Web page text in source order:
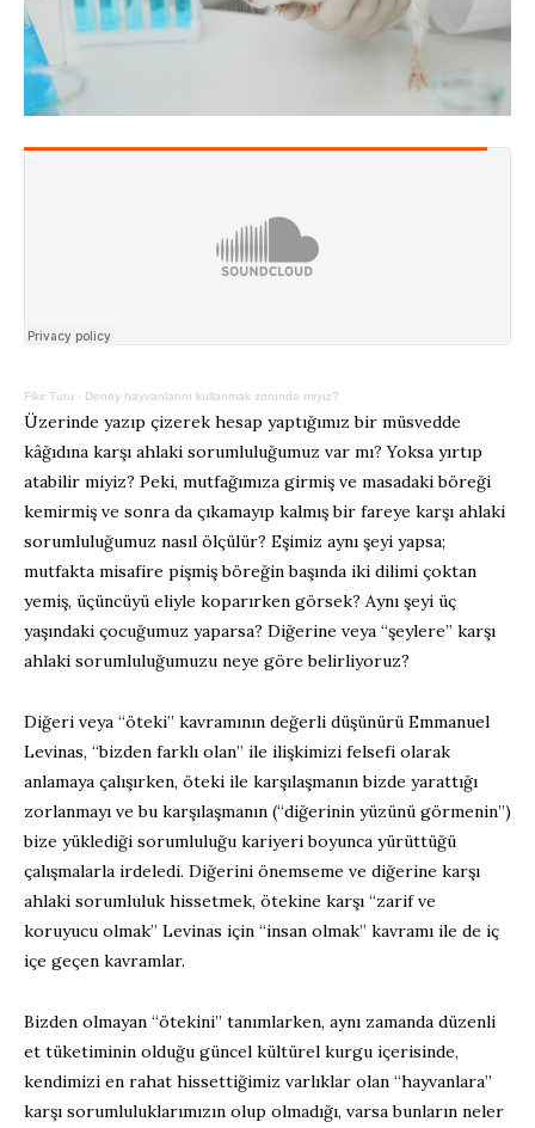
Fikir Turu · Deney hayvanlarını kullanmak zorunda mıyız?
Üzerinde yazıp çizerek hesap yaptığımız bir müsvedde
kâğıdına karşı ahlaki sorumluluğumuz var mı? Yoksa yırtıp
atabilir miyiz? Peki, mutfağımıza girmiş ve masadaki böreği
kemirmiş ve sonra da çıkamayıp kalmış bir fareye karşı ahlaki
sorumluluğumuz nasıl ölçülür? Eşimiz aynı şeyi yapsa;
mutfakta misafire pişmiş böreğin başında iki dilimi çoktan
yemiş, üçüncüyü eliyle koparırken görsek? Aynı şeyi üç
yaşındaki çocuğumuz yaparsa? Diğerine veya “şeylere” karşı
ahlaki sorumluluğumuzu neye göre belirliyoruz?
Diğeri veya “öteki” kavramının değerli düşünürü Emmanuel
Levinas, “bizden farklı olan” ile ilişkimizi felsefi olarak
anlamaya çalışırken, öteki ile karşılaşmanın bizde yarattığı
zorlanmayı ve bu karşılaşmanın (“diğerinin yüzünü görmenin”)
bize yüklediği sorumluluğu kariyeri boyunca yürüttüğü
çalışmalarla irdeledi. Diğerini önemseme ve diğerine karşı
ahlaki sorumluluk hissetmek, ötekine karşı “zarif ve
koruyucu olmak” Levinas için “insan olmak” kavramı ile de iç
içe geçen kavramlar.
Bizden olmayan “ötekini” tanımlarken, aynı zamanda düzenli
et tüketiminin olduğu güncel kültürel kurgu içerisinde,
kendimizi en rahat hissettiğimiz varlıklar olan “hayvanlara”
karşı sorumluluklarımızın olup olmadığı, varsa bunların neler